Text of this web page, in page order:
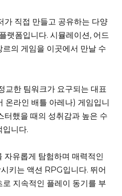
가 직접 만들고 공유하는 다양
랫폼입니다. 시뮬레이션, 어드
의 게임을 이곳에서 만날 수
교한 팀워크가 요구되는 대표
온라인 배틀 아레나) 게임입니
터했을 때의 성취감과 높은 수
입니다.
자유롭게 탐험하며 매력적인
키는 액션 RPG입니다. 뛰어
지속적인 플레이 동기를 부